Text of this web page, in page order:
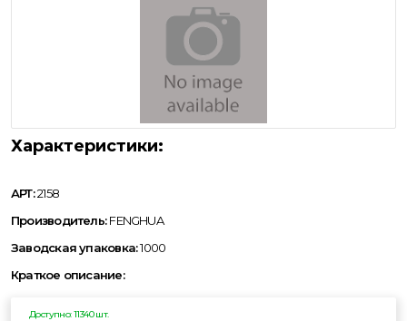
Характеристики:
АРТ:2158
Производитель:FENGHUA
Заводская упаковка:1000
Краткое описание:
Доступно: 11340 шт.